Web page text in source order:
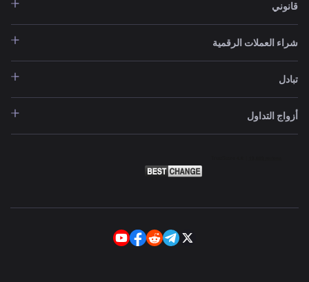
قانوني
شراء العملات الرقمية
تبادل
أزواج التداول